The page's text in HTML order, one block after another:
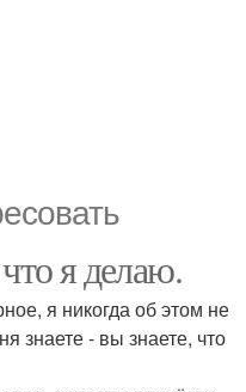
я делаю.
я никогда об этом не
знаете - вы знаете, что